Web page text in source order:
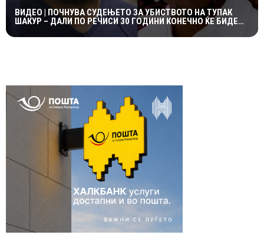
ВИДЕО | ПОЧНУВА СУДЕЊЕТО ЗА УБИСТВОТО НА ТУПАК
ШАКУР – ДАЛИ ПО РЕЧИСИ 30 ГОДИНИ КОНЕЧНО ЌЕ БИДЕ
ОТКРИЕНА ВИСТИНАТА?